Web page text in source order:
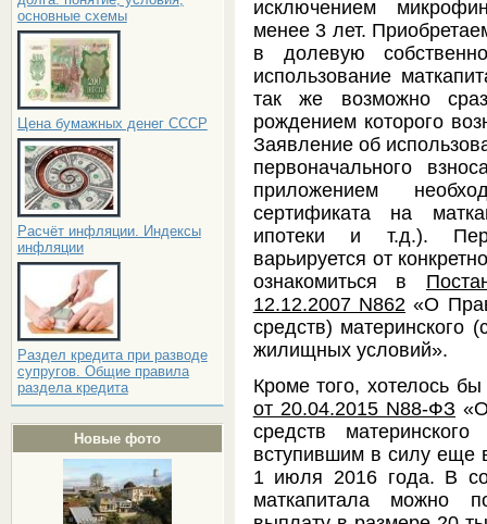
основные схемы
Цена бумажных денег СССР
Расчёт инфляции. Индексы
инфляции
Раздел кредита при разводе
супругов. Общие правила
раздела кредита
Новые фото
исключением
менее 3 лет.
в долевую
использование
так же возможно
рождением которого
Заявление об
первоначального
приложением
сертификата на
ипотеки и т.д.).
варьируется от
ознакомиться в
12.12.2007 N862 «О
средств) материнского
жилищных условий».
Кроме того, хотелось
от 20.04.2015 N88-ФЗ
средств
вступившим в силу
1 июля 2016 года. В
маткапитала можно